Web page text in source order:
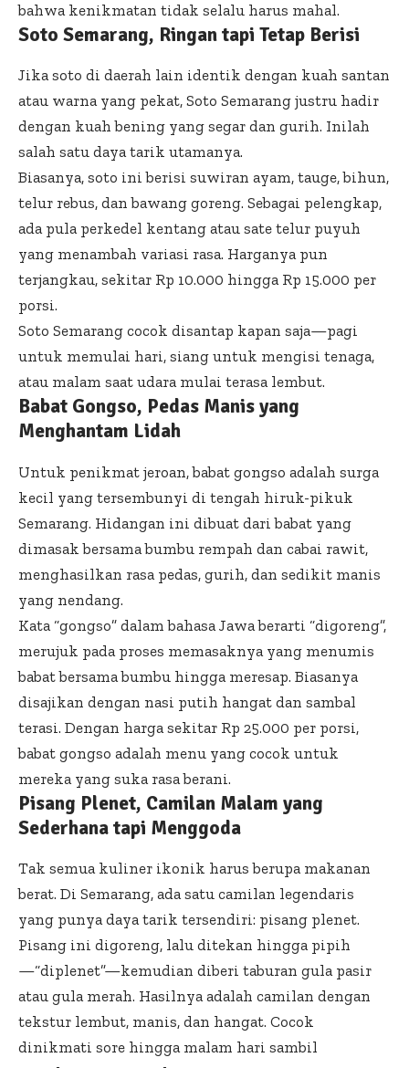
bahwa kenikmatan tidak selalu harus mahal.
Soto Semarang, Ringan tapi Tetap Berisi
Jika soto di daerah lain identik dengan kuah santan
atau warna yang pekat, Soto Semarang justru hadir
dengan kuah bening yang segar dan gurih. Inilah
salah satu daya tarik utamanya.
Biasanya, soto ini berisi suwiran ayam, tauge, bihun,
telur rebus, dan bawang goreng. Sebagai pelengkap,
ada pula perkedel kentang atau sate telur puyuh
yang menambah variasi rasa. Harganya pun
terjangkau, sekitar Rp 10.000 hingga Rp 15.000 per
porsi.
Soto Semarang cocok disantap kapan saja—pagi
untuk memulai hari, siang untuk mengisi tenaga,
atau malam saat udara mulai terasa lembut.
Babat Gongso, Pedas Manis yang
Menghantam Lidah
Untuk penikmat jeroan, babat gongso adalah surga
kecil yang tersembunyi di tengah hiruk-pikuk
Semarang. Hidangan ini dibuat dari babat yang
dimasak bersama bumbu rempah dan cabai rawit,
menghasilkan rasa pedas, gurih, dan sedikit manis
yang nendang.
Kata “gongso” dalam bahasa Jawa berarti “digoreng”,
merujuk pada proses memasaknya yang menumis
babat bersama bumbu hingga meresap. Biasanya
disajikan dengan nasi putih hangat dan sambal
terasi. Dengan harga sekitar Rp 25.000 per porsi,
babat gongso adalah menu yang cocok untuk
mereka yang suka rasa berani.
Pisang Plenet, Camilan Malam yang
Sederhana tapi Menggoda
Tak semua kuliner ikonik harus berupa makanan
berat. Di Semarang, ada satu camilan legendaris
yang punya daya tarik tersendiri: pisang plenet.
Pisang ini digoreng, lalu ditekan hingga pipih
—“diplenet”—kemudian diberi taburan gula pasir
atau gula merah. Hasilnya adalah camilan dengan
tekstur lembut, manis, dan hangat. Cocok
dinikmati sore hingga malam hari sambil